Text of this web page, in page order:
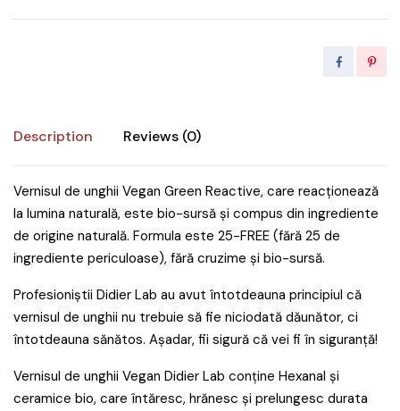
Description Reviews (0)
Vernisul de unghii Vegan Green Reactive, care reacționează
la lumina naturală, este bio-sursă și compus din ingrediente
de origine naturală. Formula este 25-FREE (fără 25 de
ingrediente periculoase), fără cruzime și bio-sursă.
Profesioniștii Didier Lab au avut întotdeauna principiul că
vernisul de unghii nu trebuie să fie niciodată dăunător, ci
întotdeauna sănătos. Așadar, fii sigură că vei fi în siguranță!
Vernisul de unghii Vegan Didier Lab conține Hexanal și
ceramice bio, care întăresc, hrănesc și prelungesc durata